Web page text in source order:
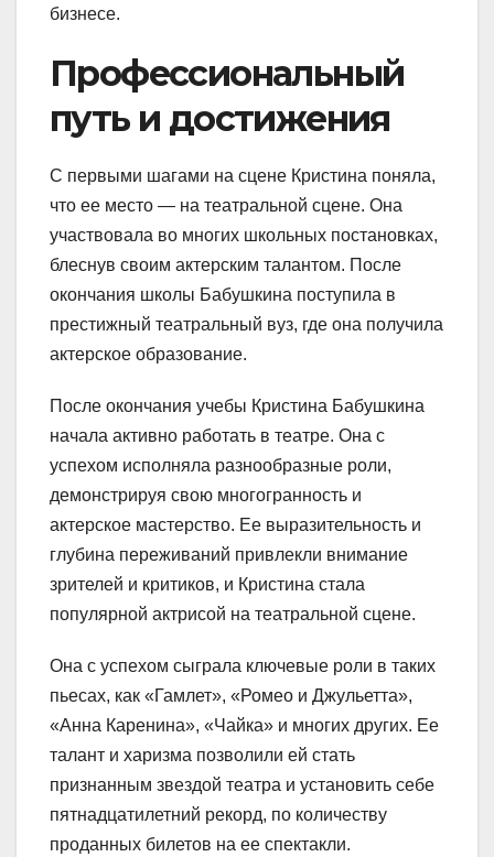
бизнесе.
Профессиональный
путь и достижения
С первыми шагами на сцене Кристина поняла,
что ее место — на театральной сцене. Она
участвовала во многих школьных постановках,
блеснув своим актерским талантом. После
окончания школы Бабушкина поступила в
престижный театральный вуз, где она получила
актерское образование.
После окончания учебы Кристина Бабушкина
начала активно работать в театре. Она с
успехом исполняла разнообразные роли,
демонстрируя свою многогранность и
актерское мастерство. Ее выразительность и
глубина переживаний привлекли внимание
зрителей и критиков, и Кристина стала
популярной актрисой на театральной сцене.
Она с успехом сыграла ключевые роли в таких
пьесах, как «Гамлет», «Ромео и Джульетта»,
«Анна Каренина», «Чайка» и многих других. Ее
талант и харизма позволили ей стать
признанным звездой театра и установить себе
пятнадцатилетний рекорд, по количеству
проданных билетов на ее спектакли.